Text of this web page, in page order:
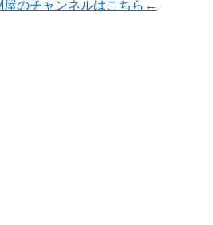
のチャンネルはこちら←